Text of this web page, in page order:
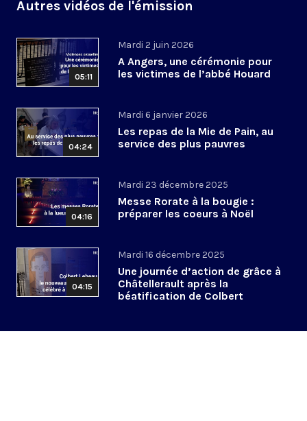
Autres vidéos de l'émission
05:11
Mardi 2 juin 2026
A Angers, une cérémonie pour
les victimes de l’abbé Houard
04:24
Mardi 6 janvier 2026
Les repas de la Mie de Pain, au
service des plus pauvres
04:16
Mardi 23 décembre 2025
Messe Rorate à la bougie :
préparer les coeurs à Noël
04:15
Mardi 16 décembre 2025
Une journée d’action de grâce à
Châtellerault après la
béatification de Colbert